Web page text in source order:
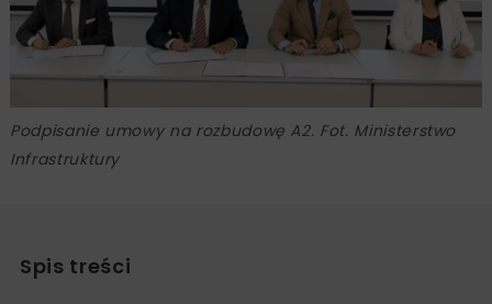
Podpisanie umowy na rozbudowę A2. Fot. Ministerstwo
Infrastruktury
Spis treści